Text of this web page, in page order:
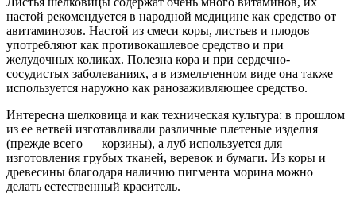
настой рекомендуется в народной медицине как средство от
авитаминозов. Настой из смеси коры, листьев и плодов
употребляют как противокашлевое средство и при
желудочных коликах. Полезна кора и при сердечно-
сосудистых заболеваниях, а в измельченном виде она также
используется наружно как ранозаживляющее средство.
Интересна шелковица и как техническая культура: в прошлом
из ее ветвей изготавливали различные плетеные изделия
(прежде всего — корзины), а луб используется для
изготовления грубых тканей, веревок и бумаги. Из коры и
древесины благодаря наличию пигмента морина можно
делать естественный краситель.